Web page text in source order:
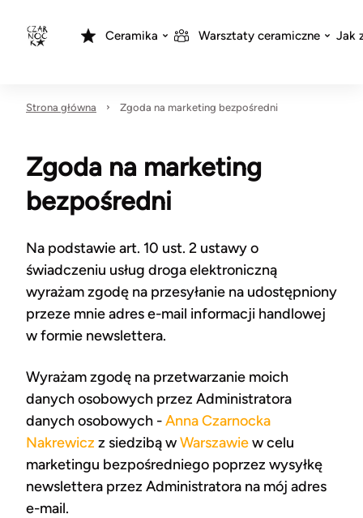
Ceramika Warsztaty ceramiczne Jak
Strona główna Zgoda na marketing bezpośredni
Zgoda na marketing
bezpośredni
Na podstawie art. 10 ust. 2 ustawy o
świadczeniu usług droga elektroniczną
wyrażam zgodę na przesyłanie na udostępniony
przeze mnie adres e-mail informacji handlowej
w formie newslettera.
Wyrażam zgodę na przetwarzanie moich
danych osobowych przez Administratora
danych osobowych -Anna Czarnocka
Nakrewicz z siedzibą wWarszawiew celu
marketingu bezpośredniego poprzez wysyłkę
newslettera przez Administratora na mój adres
e-mail.